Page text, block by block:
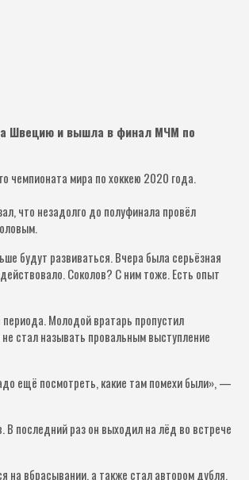
Швецию и вышла в финал МЧМ по
чемпионата мира по хоккею 2020 года.
что незадолго до полуфинала провёл
будут развиваться. Вчера была серьёзная
Соколов? С ним тоже. Есть опыт
Молодой вратарь пропустил
стал называть провальным выступление
ещё посмотреть, какие там помехи были», —
В последний раз он выходил на лёд во встрече
вбрасывании, а также стал автором дубля.